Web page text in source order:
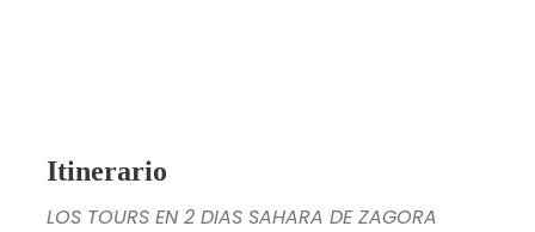
Itinerario
LOS TOURS EN 2 DIAS SAHARA DE ZAGORA